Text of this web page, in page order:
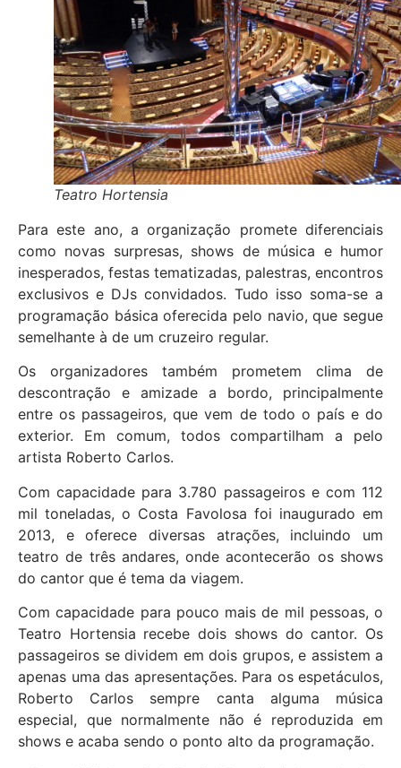
Teatro Hortensia
Para este ano, a organização promete diferenciais
como novas surpresas, shows de música e humor
inesperados, festas tematizadas, palestras, encontros
exclusivos e DJs convidados. Tudo isso soma-se a
programação básica oferecida pelo navio, que segue
semelhante à de um cruzeiro regular.
Os organizadores também prometem clima de
descontração e amizade a bordo, principalmente
entre os passageiros, que vem de todo o país e do
exterior. Em comum, todos compartilham a pelo
artista Roberto Carlos.
Com capacidade para 3.780 passageiros e com 112
mil toneladas, o Costa Favolosa foi inaugurado em
2013, e oferece diversas atrações, incluindo um
teatro de três andares, onde acontecerão os shows
do cantor que é tema da viagem.
Com capacidade para pouco mais de mil pessoas, o
Teatro Hortensia recebe dois shows do cantor. Os
passageiros se dividem em dois grupos, e assistem a
apenas uma das apresentações. Para os espetáculos,
Roberto Carlos sempre canta alguma música
especial, que normalmente não é reproduzida em
shows e acaba sendo o ponto alto da programação.